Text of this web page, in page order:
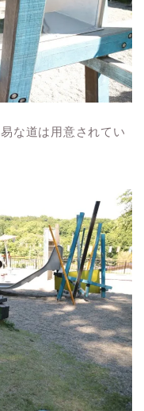
な道は用意されてい